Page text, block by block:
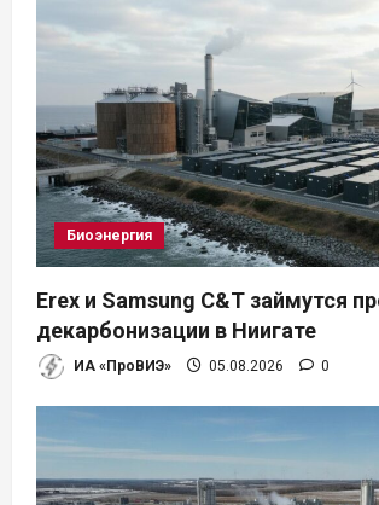
Биоэнергия
Erex и Samsung C&T займутся
декарбонизации в Ниигате
ИА «ПроВИЭ» 05.08.2026 0